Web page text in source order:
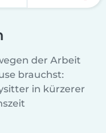
der Arbeit
brauchst:
in kürzerer